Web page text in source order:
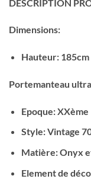
DESCRIPTION
Dimensions:
Hauteur: 185cm
Portemanteau
Epoque: XXème
Style: Vintage
Matière: Onyx
Element de